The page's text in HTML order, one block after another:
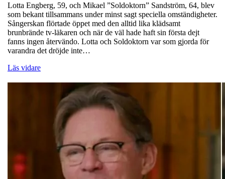
Lotta Engberg, 59, och Mikael ”Soldoktorn” Sandström, 64, blev
som bekant tillsammans under minst sagt speciella omständigheter.
Sångerskan flörtade öppet med den alltid lika klädsamt
brunbrände tv-läkaren och när de väl hade haft sin första dejt
fanns ingen återvändo. Lotta och Soldoktorn var som gjorda för
varandra det dröjde inte…
Läs vidare